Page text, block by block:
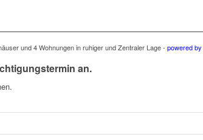
und 4 Wohnungen in ruhiger und Zentraler Lage - powered
an.